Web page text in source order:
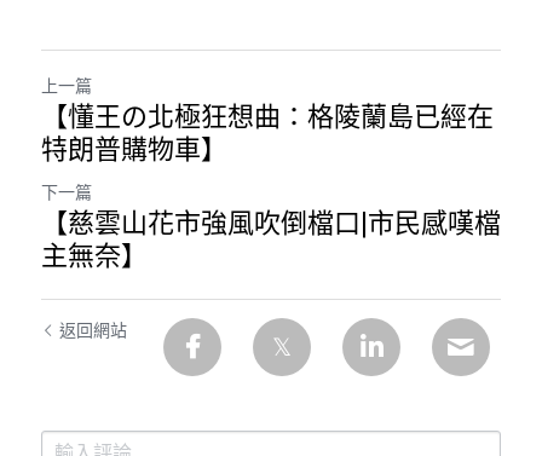
上一篇
【懂王の北極狂想曲：格陵蘭島已經在
特朗普購物車】
下一篇
【慈雲山花市強風吹倒檔口|市民感嘆檔
主無奈】
返回網站